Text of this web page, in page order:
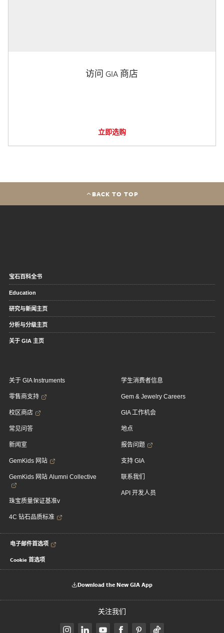
访问 GIA 商店
立即选购
BACK TO TOP
宝石百科全书
Education
研究与新闻主页
分析与分级主页
关于 GIA 主页
关于 GIA Instruments
零售商支持
校区商店
常见问答
新闻室
GemKids 网站
GemKids 网站 Alumni Collective
珠宝质量保证基准v
4C 钻石品质标准
学生消费者信息
Gem & Jewelry Careers
GIA 工作机会
地点
报告问题
支持 GIA
联系我们
API 开发人员
电子邮件首选项
Cookie 首选项
Download the New GIA App
关注我们